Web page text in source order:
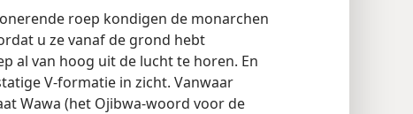
roep kondigen de monarchen
u ze vanaf de grond hebt
al van hoog uit de lucht te horen. En
V-formatie in zicht. Vanwaar
Wawa (het Ojibwa-woord voor de